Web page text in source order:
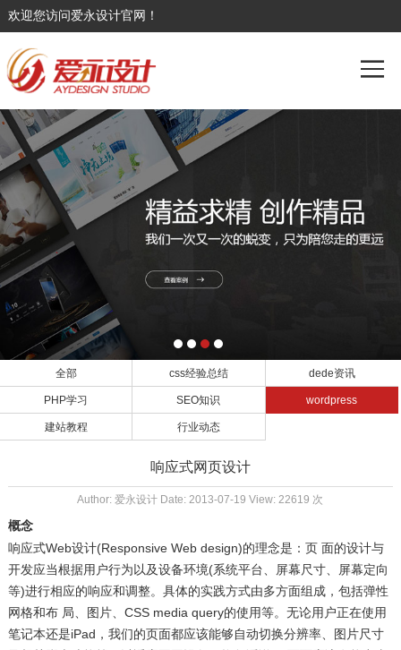
欢迎您访问爱永设计官网！
全部 css经验总结 dede资讯
PHP学习 SEO知识 wordpress
建站教程 行业动态
响应式网页设计
Author: 爱永设计 Date: 2013-07-19 View: 22619 次
概念
响应式Web设计(Responsive Web design)的理念是：页 面的设计与
开发应当根据用户行为以及设备环境(系统平台、屏幕尺寸、屏幕定向
等)进行相应的响应和调整。具体的实践方式由多方面组成，包括弹性
网格和布 局、图片、CSS media query的使用等。无论用户正在使用
笔记本还是iPad，我们的页面都应该能够自动切换分辨率、图片尺寸